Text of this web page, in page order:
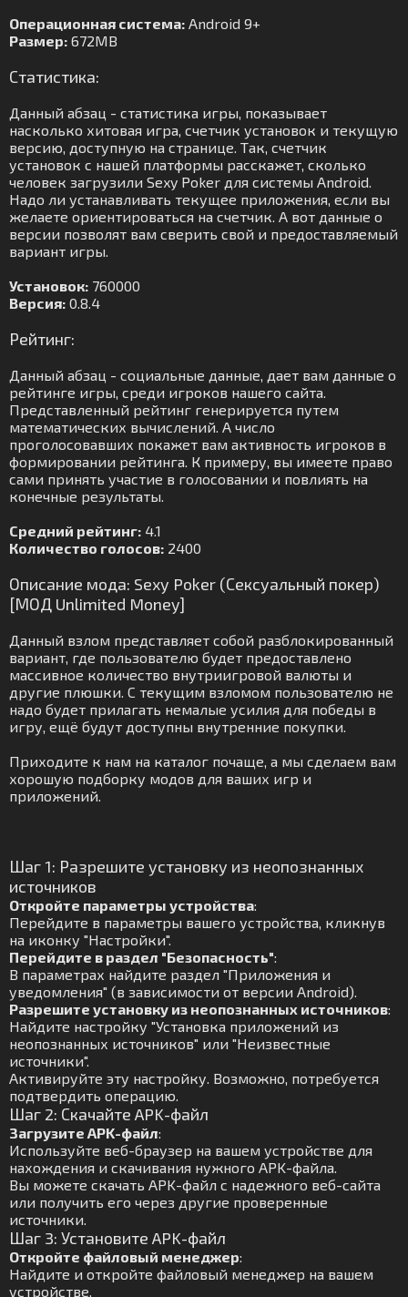
Операционная система: Android 9+
Размер: 672MB
Статистика:
Данный абзац - статистика игры, показывает
насколько хитовая игра, счетчик установок и текущую
версию, доступную на странице. Так, счетчик
установок с нашей платформы расскажет, сколько
человек загрузили Sexy Poker для системы Android.
Надо ли устанавливать текущее приложения, если вы
желаете ориентироваться на счетчик. А вот данные о
версии позволят вам сверить свой и предоставляемый
вариант игры.
Установок: 760000
Версия: 0.8.4
Рейтинг:
Данный абзац - социальные данные, дает вам данные о
рейтинге игры, среди игроков нашего сайта.
Представленный рейтинг генерируется путем
математических вычислений. А число
проголосовавших покажет вам активность игроков в
формировании рейтинга. К примеру, вы имеете право
сами принять участие в голосовании и повлиять на
конечные результаты.
Средний рейтинг: 4.1
Количество голосов: 2400
Описание мода: Sexy Poker (Сексуальный покер)
[МОД Unlimited Money]
Данный взлом представляет собой разблокированный
вариант, где пользователю будет предоставлено
массивное количество внутриигровой валюты и
другие плюшки. С текущим взломом пользователю не
надо будет прилагать немалые усилия для победы в
игру, ещё будут доступны внутренние покупки.
Приходите к нам на каталог почаще, а мы сделаем вам
хорошую подборку модов для ваших игр и
приложений.
Шаг 1: Разрешите установку из неопознанных
источников
Откройте параметры устройства:
Перейдите в параметры вашего устройства, кликнув
на иконку "Настройки".
Перейдите в раздел "Безопасность":
В параметрах найдите раздел "Приложения и
уведомления" (в зависимости от версии Android).
Разрешите установку из неопознанных источников:
Найдите настройку "Установка приложений из
неопознанных источников" или "Неизвестные
источники".
Активируйте эту настройку. Возможно, потребуется
подтвердить операцию.
Шаг 2: Скачайте APK-файл
Загрузите APK-файл:
Используйте веб-браузер на вашем устройстве для
нахождения и скачивания нужного APK-файла.
Вы можете скачать APK-файл с надежного веб-сайта
или получить его через другие проверенные
источники.
Шаг 3: Установите APK-файл
Откройте файловый менеджер:
Найдите и откройте файловый менеджер на вашем
устройстве.